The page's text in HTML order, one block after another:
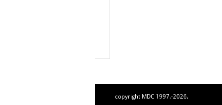
copyright MDC 1997.-2026.